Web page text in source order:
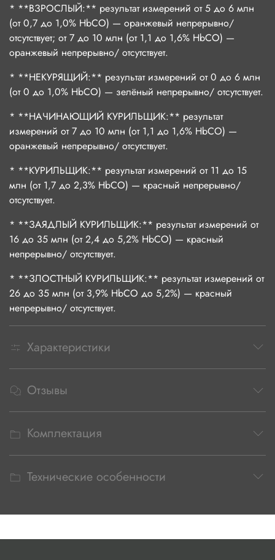
* **ВЗРОСЛЫЙ:** результат измерений от 5 до 6 млн
(от 0,7 до 1,0% HbCO) — оранжевый непрерывно/
отсутствует; от 7 до 10 млн (от 1,1 до 1,6% HbCO) —
оранжевый непрерывно/ отсутствует.
* **НЕКУРЯЩИЙ:** результат измерений от 0 до 6 млн
(от 0 до 1,0% HbCO) — зелёный непрерывно/ отсутствует.
* **НАЧИНАЮЩИЙ КУРИЛЬЩИК:** результат
измерений от 7 до 10 млн (от 1,1 до 1,6% HbCO) —
оранжевый непрерывно/ отсутствует.
* **КУРИЛЬЩИК:** результат измерений от 11 до 15
млн (от 1,7 до 2,3% HbCO) — красный непрерывно/
отсутствует.
* **ЗАЯДЛЫЙ КУРИЛЬЩИК:** результат измерений от
16 до 35 млн (от 2,4 до 5,2% HbCO) — красный
непрерывно/ отсутствует.
* **ЗЛОСТНЫЙ КУРИЛЬЩИК:** результат измерений от
26 до 35 млн (от 3,9% HbCO до 5,2%) — красный
непрерывно/ отсутствует.
Характеристики
Отзывы
Комплектация
Технические особенности